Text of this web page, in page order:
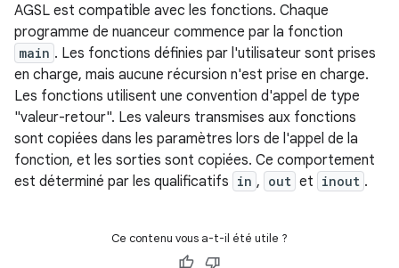
AGSL est compatible avec les fonctions. Chaque
programme de nuanceur commence par la fonction
main . Les fonctions définies par l'utilisateur sont prises
en charge, mais aucune récursion n'est prise en charge.
Les fonctions utilisent une convention d'appel de type
"valeur-retour". Les valeurs transmises aux fonctions
sont copiées dans les paramètres lors de l'appel de la
fonction, et les sorties sont copiées. Ce comportement
est déterminé par les qualificatifs in , out et inout .
Ce contenu vous a-t-il été utile ?